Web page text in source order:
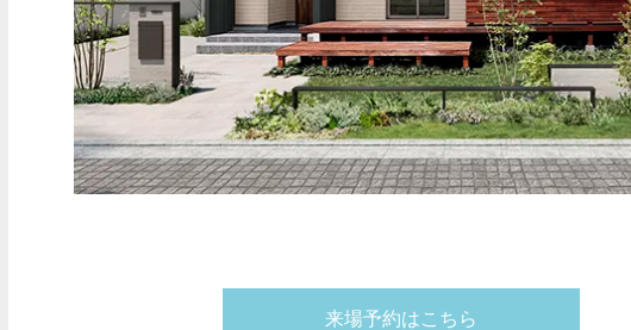
来場予約はこちら